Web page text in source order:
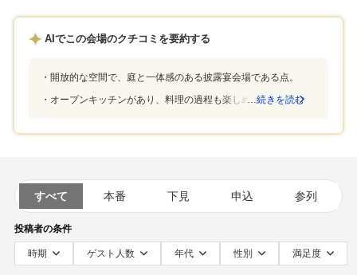
AIでこの会場のクチコミを要約する
開放的な空間で、庭と一体感のある披露宴会場である点。
オープンキッチンがあり、料理の過程も楽しめる点。
…続きを読む
すべて 本番 下見 申込 参列
投稿者の条件
時期 ゲスト人数 年代 性別 満足度